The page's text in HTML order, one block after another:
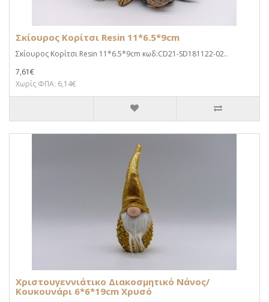
Σκίουρος Κορίτσι Resin 11*6.5*9cm
Σκίουρος Κορίτσι Resin 11*6.5*9cm κωδ:CD21-SD181122-02..
7,61€
Χωρίς ΦΠΑ: 6,14€
Χριστουγεννιάτικο Διακοσμητικό Νάνος/
Κουκουνάρι 6*6*19cm Χρυσό